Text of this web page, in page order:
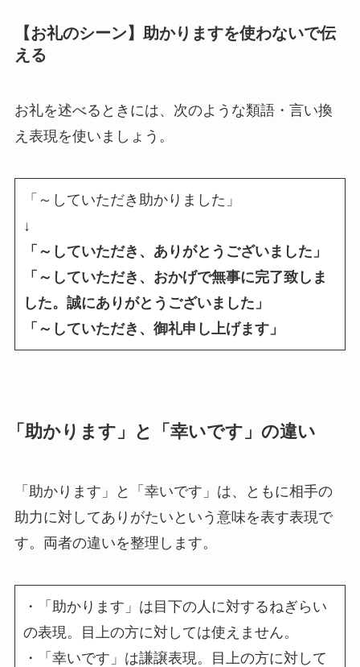
【お礼のシーン】助かりますを使わないで伝
える
お礼を述べるときには、次のような類語・言い換
え表現を使いましょう。
「～していただき助かりました」
↓
「～していただき、ありがとうございました」
「～していただき、おかげで無事に完了致しま
した。誠にありがとうございました」
「～していただき、御礼申し上げます」
「助かります」と「幸いです」の違い
「助かります」と「幸いです」は、ともに相手の
助力に対してありがたいという意味を表す表現で
す。両者の違いを整理します。
・「助かります」は目下の人に対するねぎらい
の表現。目上の方に対しては使えません。
・「幸いです」は謙譲表現。目上の方に対して